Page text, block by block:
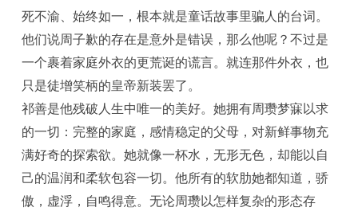
死不渝、始终如一，根本就是童话故事里骗人的台词。
他们说周子歉的存在是意外是错误，那么他呢？不过是
一个裹着家庭外衣的更荒诞的谎言。就连那件外衣，也
只是徒增笑柄的皇帝新装罢了。
祁善是他残破人生中唯一的美好。她拥有周瓒梦寐以求
的一切：完整的家庭，感情稳定的父母，对新鲜事物充
满好奇的探索欲。她就像一杯水，无形无色，却能以自
己的温润和柔软包容一切。他所有的软肋她都知道，骄
傲，虚浮，自鸣得意。无论周瓒以怎样复杂的形态存